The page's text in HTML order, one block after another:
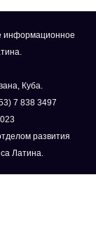
информационное
Куба.
7 838 3497
развития
Латина.